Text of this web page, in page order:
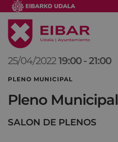
25/04/2022 19:00 -21:00
PLENO MUNICIPAL
Pleno Municipal
SALON DE PLENOS